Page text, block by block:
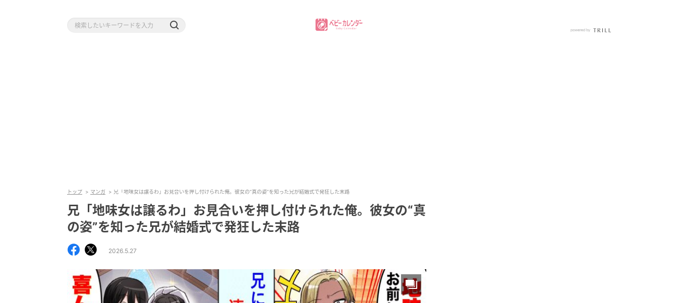
トップ マンガ 兄「地味女は譲るわ」お見合いを押し付けられた俺。彼女の“真の姿”を知った兄が結婚式で発狂した末路
兄「地味女は譲るわ」お見合いを押し付けられた俺。彼女の“真
の姿”を知った兄が結婚式で発狂した末路
2026.5.27